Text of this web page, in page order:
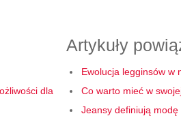
dla
Artykuły
Ewolucja legginsów w
Co warto mieć w
Jeansy definiują